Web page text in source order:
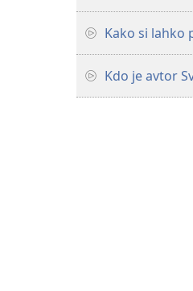
Kako si lahko
Kdo je avtor